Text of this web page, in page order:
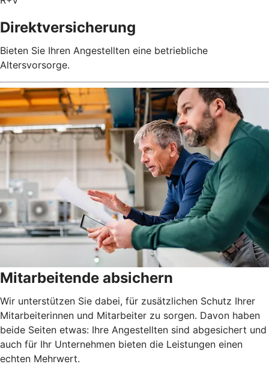
Direktversicherung
Bieten Sie Ihren Angestellten eine betriebliche
Altersvorsorge.
Mitarbeitende absichern
Wir unterstützen Sie dabei, für zusätzlichen Schutz Ihrer
Mitarbeiterinnen und Mitarbeiter zu sorgen. Davon haben
beide Seiten etwas: Ihre Angestellten sind abgesichert und
auch für Ihr Unternehmen bieten die Leistungen einen
echten Mehrwert.